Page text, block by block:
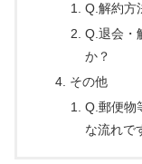
Q.解約方
Q.退会・
か？
その他
Q.郵便物
な流れで